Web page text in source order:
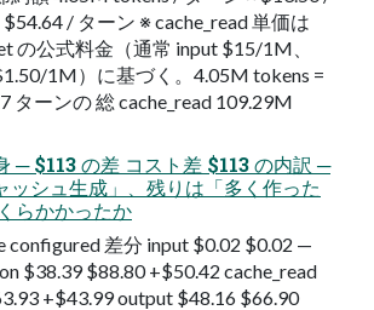
/ ターン ※ cache_read 単価は
の公式料金（通常 input $15/1M、
1M）に基づく。4.05M tokens =
ターンの 総 cache_read 109.29M
─ $113 の差 コスト差 $113 の内訳 ─
ッシュ生成」、残りは「多く作った
らかかったか
configured 差分 input $0.02 $0.02 —
$38.39 $88.80 +$50.42 cache_read
+$43.99 output $48.16 $66.90